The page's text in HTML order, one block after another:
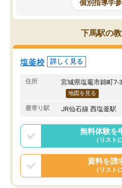
個別指導学
下馬駅の
塩釜校 詳しく見る
住所 宮城県塩竈市錦町7-
地図を見る
最寄り駅 JR仙石線 西塩釜駅
無料体験を
（リスト
資料を請
（リスト